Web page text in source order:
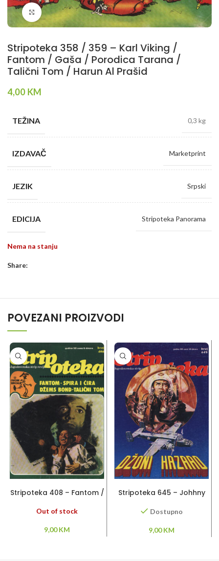
Klikni da povečaš
Stripoteka 358 / 359 – Karl Viking /
Fantom / Gaša / Porodica Tarana /
Talični Tom / Harun Al Prašid
4,00 KM
TEŽINA 0,3 kg
IZDAVAČ Marketprint
JEZIK Srpski
EDICIJA Stripoteka Panorama
Nema na stanju
Share:
POVEZANI PROIZVODI
Stripoteka 408 – Fantom /
Out of stock
9,00KM
Stripoteka 645 – Johhny
Dostupno
9,00KM